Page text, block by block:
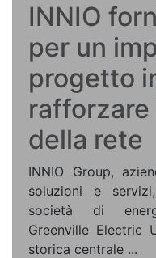
INNIO
per un
progetto
della rete
INNIO Group,
soluzioni e
società di
Greenville Electric
storica centrale ...